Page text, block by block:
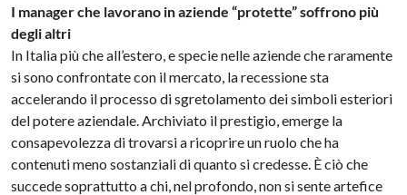
I manager che lavorano in aziende “protette” soffrono più
degli altri
In Italia più che all’estero, e specie nelle aziende che raramente
si sono confrontate con il mercato, la recessione sta
accelerando il processo di sgretolamento dei simboli esteriori
del potere aziendale. Archiviato il prestigio, emerge la
consapevolezza di trovarsi a ricoprire un ruolo che ha
contenuti meno sostanziali di quanto si credesse. È ciò che
succede soprattutto a chi, nel profondo, non si sente artefice